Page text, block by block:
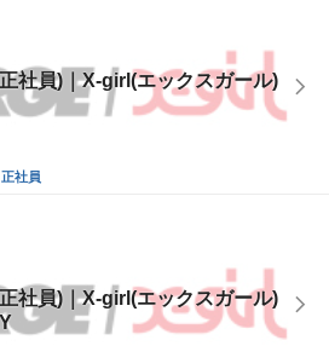
社員)｜X-girl(エックスガール)
正社員
社員)｜X-girl(エックスガール)